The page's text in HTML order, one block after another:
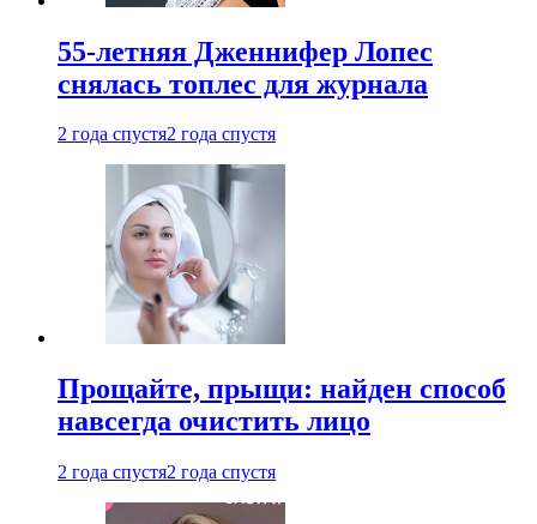
55-летняя Дженнифер Лопес
снялась топлес для журнала
2 года спустя2 года спустя
Прощайте, прыщи: найден способ
навсегда очистить лицо
2 года спустя2 года спустя